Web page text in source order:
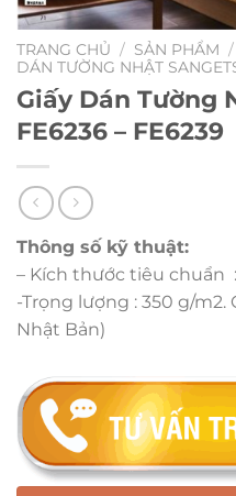
TRANG CHỦ / SẢN PHẨM /
DÁN TƯỜNG NHẬT
Giấy Dán Tường
FE6236 – FE6239
Thông số kỹ thuật:
– Kích thước tiêu chuẩn
-Trọng lượng : 350 g/m2.
Nhật Bản)